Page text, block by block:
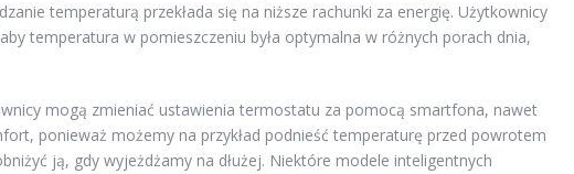
temperaturą przekłada się na niższe rachunki za energię. Użytkownicy
temperatura w pomieszczeniu była optymalna w różnych porach dnia,
mogą zmieniać ustawienia termostatu za pomocą smartfona, nawet
ponieważ możemy na przykład podnieść temperaturę przed powrotem
ją, gdy wyjeżdżamy na dłużej. Niektóre modele inteligentnych